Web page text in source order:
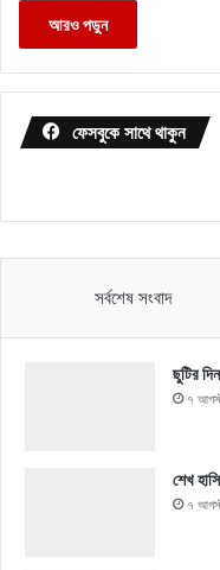
আরও পড়ুন
ফেসবুকে সাথে থাকুন
সর্বশেষ সংবাদ
ছুটির
৭
শেখ
৭